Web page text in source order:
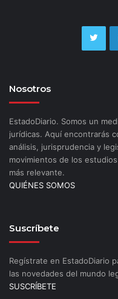
Nosotros
EstadoDiario. Somos un
jurídicas. Aquí encontrarás
análisis, jurisprudencia y
movimientos de los
más relevante.
QUIÉNES SOMOS
Suscríbete
Regístrate en EstadoDiario
las novedades del mundo
SUSCRÍBETE